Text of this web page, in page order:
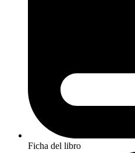
Ficha del libro